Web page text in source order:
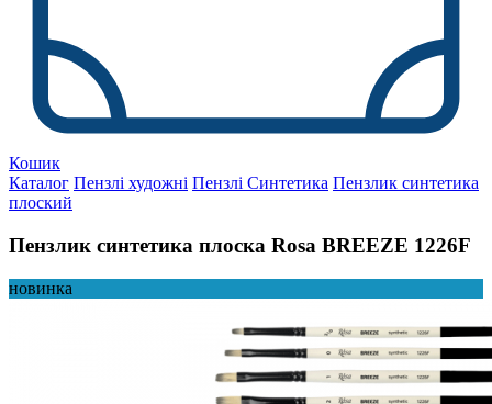
Кошик
Каталог Пензлі художні Пензлі Синтетика Пензлик синтетика
плоский
Пензлик синтетика плоска Rosa BREEZE 1226F
новинка